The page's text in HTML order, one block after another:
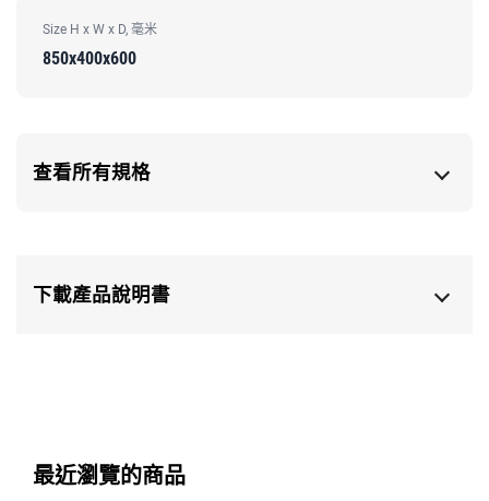
Size H x W x D, 毫米
850x400x600
查看所有規格
下載產品說明書
最近瀏覽的商品